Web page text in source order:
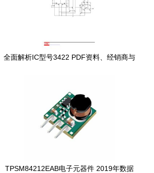
全面解析IC型号3422 PDF资料、经销商与
TPSM84212EAB电子元器件 2019年数据